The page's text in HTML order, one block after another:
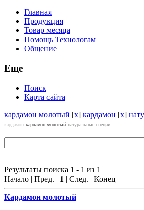
Главная
Продукция
Товар месяца
Помощь Технологам
Общение
Еще
Поиск
Карта сайта
кардамон молотый [x] кардамон [x]
кардамон кардамон молотый натуральные специи
Результаты поиска 1 - 1 из 1
Начало | Пред. | 1 | След. | Конец
Кардамон молотый